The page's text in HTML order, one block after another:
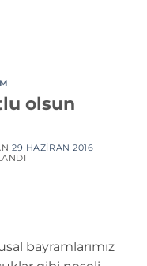
olsun
29 HAZIRAN 2016
bayramlarımız